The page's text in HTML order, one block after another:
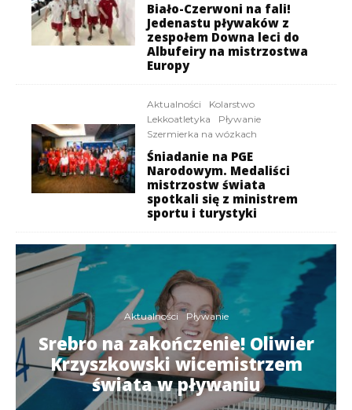
Biało-Czerwoni na fali!
Jedenastu pływaków z
zespołem Downa leci do
Albufeiry na mistrzostwa
Europy
Aktualności
Kolarstwo
Lekkoatletyka
Pływanie
Szermierka na wózkach
Śniadanie na PGE
Narodowym. Medaliści
mistrzostw świata
spotkali się z ministrem
sportu i turystyki
Aktualności Pływanie
Srebro na zakończenie! Oliwier
Krzyszkowski wicemistrzem
świata w pływaniu